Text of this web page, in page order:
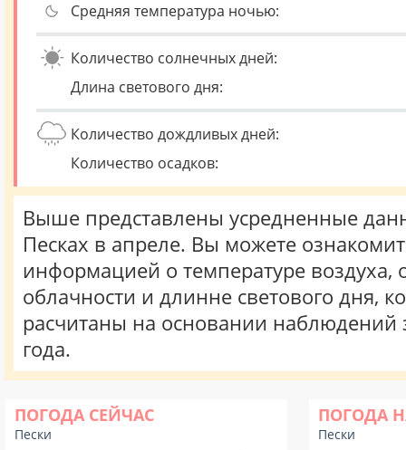
Средняя температура ночью:
Количество солнечных дней:
Длина светового дня:
Количество дождливых дней:
Количество осадков:
Выше представлены усредненные
Песках в апреле. Вы можете
информацией о температуре воздуха,
облачности и длинне светового дня,
расчитаны на основании наблюдений
года.
ПОГОДА СЕЙЧАС
Пески
ПОГОДА
Пески